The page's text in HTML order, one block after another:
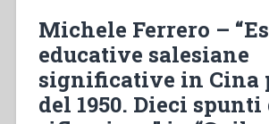
Michele Ferrero –
educative salesiane
significative in Cina
del 1950. Dieci spunti